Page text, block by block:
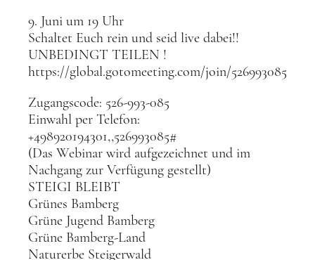
9. Juni um 19 Uhr
Schaltet Euch rein und seid live dabei!!
UNBEDINGT TEILEN !
https://global.gotomeeting.com/join/526993085
Zugangscode: 526-993-085
Einwahl per Telefon:
+498920194301,,526993085#
(Das Webinar wird aufgezeichnet und im
Nachgang zur Verfügung gestellt)
STEIGI BLEIBT
Grünes Bamberg
Grüne Jugend Bamberg
Grüne Bamberg-Land
Naturerbe Steigerwald